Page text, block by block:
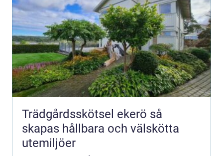
Trädgårdsskötsel ekerö så
skapas hållbara och välskötta
utemiljöer